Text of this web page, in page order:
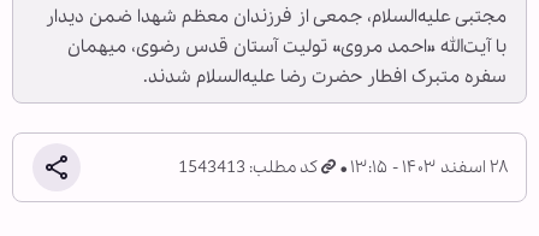
مجتبی علیه‌السلام، جمعی از فرزندان معظم شهدا ضمن دیدار
با آیت‌الله «احمد مروی» تولیت آستان قدس رضوی، میهمان
سفره متبرک افطار حضرت رضا علیه‌السلام شدند.
۲۸ اسفند ۱۴۰۳ - ۱۳:۱۵ کد مطلب: 1543413